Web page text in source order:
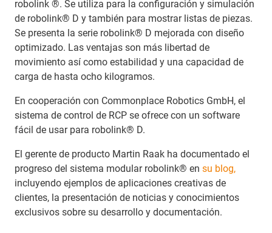
robolink ®. Se utiliza para la configuración y simulación
de robolink® D y también para mostrar listas de piezas.
Se presenta la serie robolink® D mejorada con diseño
optimizado. Las ventajas son más libertad de
movimiento así como estabilidad y una capacidad de
carga de hasta ocho kilogramos.
En cooperación con Commonplace Robotics GmbH, el
sistema de control de RCP se ofrece con un software
fácil de usar para robolink® D.
El gerente de producto Martin Raak ha documentado el
progreso del sistema modular robolink® en su blog,
incluyendo ejemplos de aplicaciones creativas de
clientes, la presentación de noticias y conocimientos
exclusivos sobre su desarrollo y documentación.